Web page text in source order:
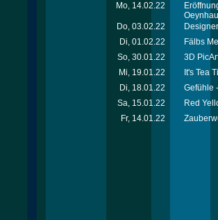
Mo, 14.02.22
Do, 03.02.22
Di, 01.02.22
Fälbs
So, 30.01.22
3D
Mi, 19.01.22
It's Tea
Di, 18.01.22
Gefühle
Sa, 15.01.22
Red
Fr, 14.01.22